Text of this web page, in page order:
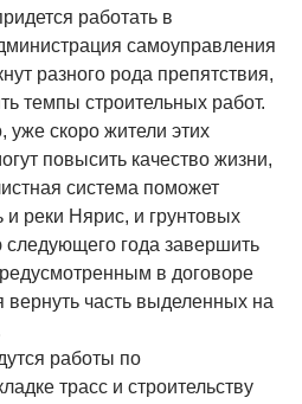
работать в
самоуправления
разного рода препятствия,
темпы строительных работ.
уже скоро жители этих
повысить качество жизни,
система поможет
и реки Нярис, и грунтовых
года завершить
в договоре
часть выделенных на
работы по
трасс и строительству